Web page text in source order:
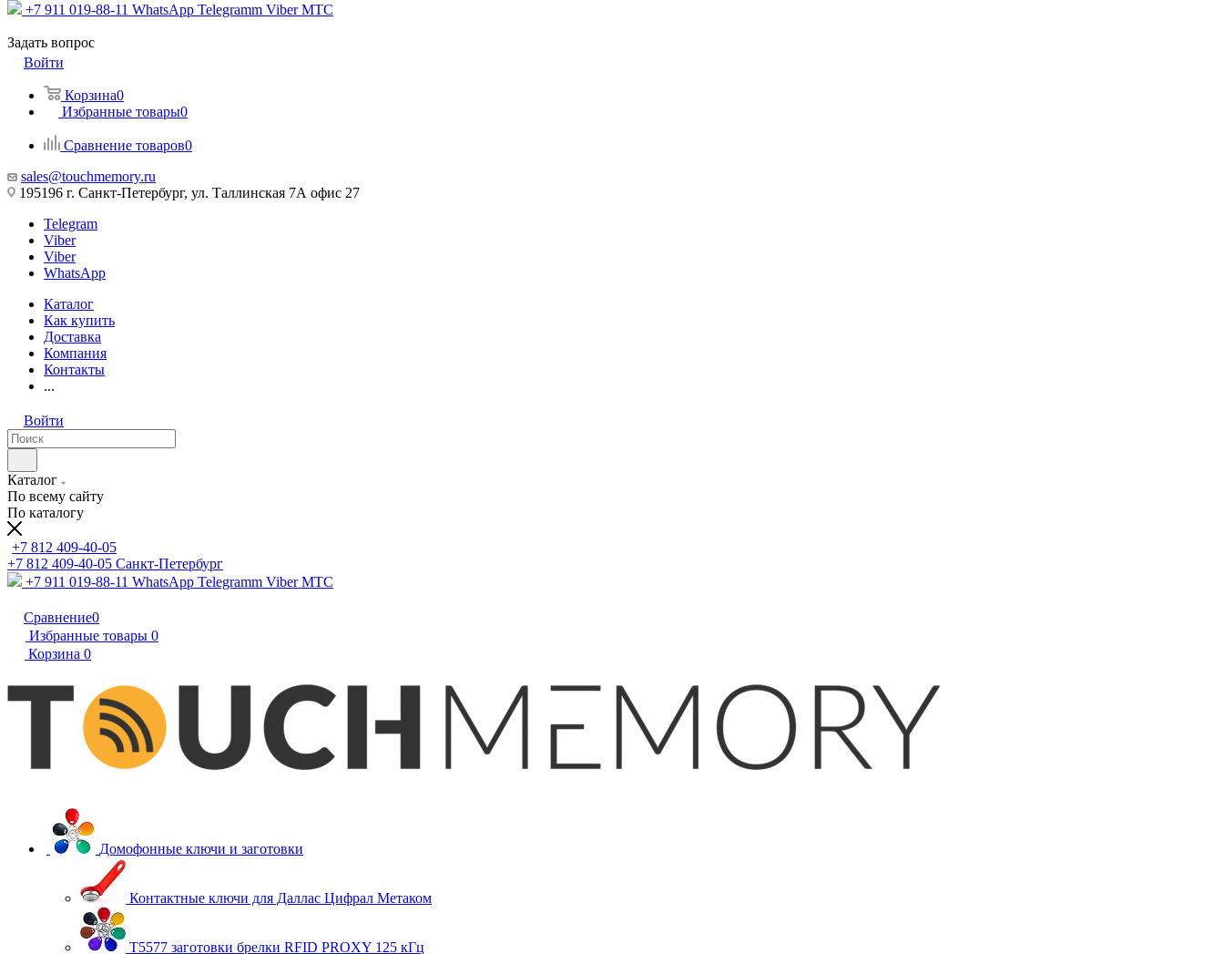
+7 911 019-88-11 WhatsApp Telegramm Viber МТС
Задать вопрос
Войти
Корзина0
Избранные товары0
Сравнение товаров0
sales@touchmemory.ru
195196 г. Санкт-Петербург, ул. Таллинская 7А офис 27
Telegram
Viber
Viber
WhatsApp
Каталог
Как купить
Доставка
Компания
Контакты
...
Войти
Каталог
По всему сайту
По каталогу
+7 812 409-40-05
+7 812 409-40-05 Санĸт-Петербург
+7 911 019-88-11 WhatsApp Telegramm Viber МТС
Сравнение0
Избранные товары 0
Корзина 0
Домофонные ключи и заготовки
Контактные ключи для Даллас Цифрал Метаком
T5577 заготовки брелки RFID PROXY 125 кГц